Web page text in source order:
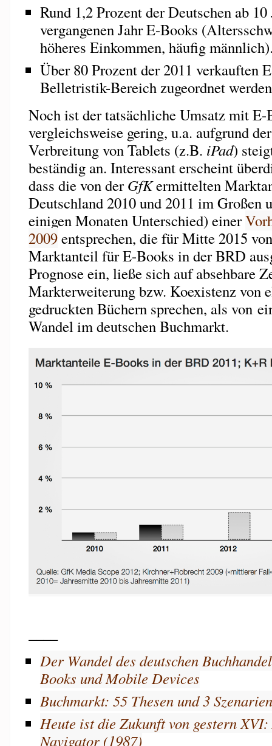
Rund 1,2 Prozent der Deutschen ab
vergangenen Jahr E-Books
höheres Einkommen, häufig
Über 80 Prozent der 2011 verkauften
Belletristik-Bereich zugeordnet
Noch ist der tatsächliche Umsatz mit E-
vergleichsweise gering, u.a. aufgrund
Verbreitung von Tablets (z.B. iPad)
beständig an. Interessant erscheint
dass die von derGfKermittelten
Deutschland 2010 und 2011 im Großen
einigen Monaten Unterschied) einer
2009entsprechen, die für Mitte 2015
Marktanteil für E-Books in der BRD
Prognose ein, ließe sich auf absehbare
Markterweiterung bzw. Koexistenz von
gedruckten Büchern sprechen, als von
Wandel im deutschen Buchmarkt.
Der Wandel des deutschen
Books und Mobile Devices
Buchmarkt: 55 Thesen und 3 Szenarien
Heute ist die Zukunft von gestern
Navigator (1987)